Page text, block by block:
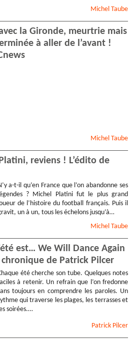
Michel Taube
la Gironde, meurtrie mais
à aller de l’avant !
Michel Taube
reviens ! L’édito de
a-t-il qu’en France que l’on abandonne ses
? Michel Platini fut le plus grand
de l’histoire du football français. Puis il
un à un, tous les échelons jusqu’à…
Michel Taube
est… We Will Dance Again
chronique de Patrick Pilcer
été cherche son tube. Quelques notes
à retenir. Un refrain que l’on fredonne
toujours en comprendre les paroles. Un
qui traverse les plages, les terrasses et
soirées.…
Patrick Pilcer